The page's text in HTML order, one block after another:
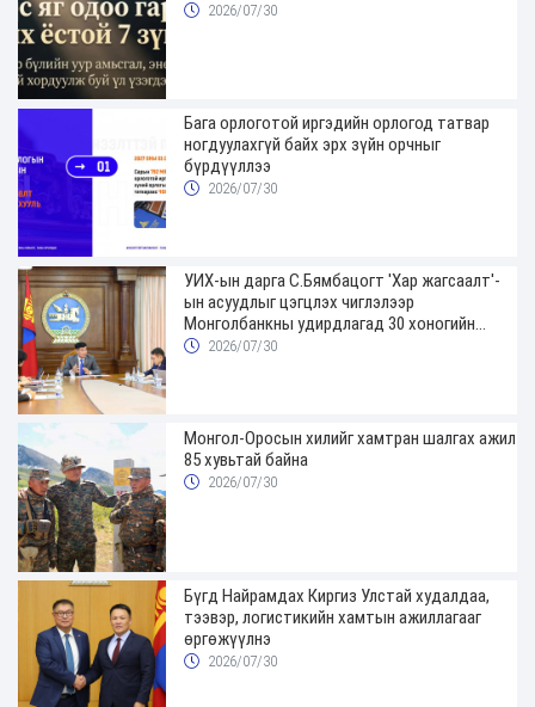
2026/07/30
Бага орлоготой иргэдийн орлогод татвар
ногдуулахгүй байх эрх зүйн орчныг
бүрдүүллээ
2026/07/30
УИХ-ын дарга С.Бямбацогт 'Хар жагсаалт'-
ын асуудлыг цэгцлэх чиглэлээр
Монголбанкны удирдлагад 30 хоногийн
хугацаатай үүрэг өглөө
2026/07/30
Монгол-Оросын хилийг хамтран шалгах ажил
85 хувьтай байна
2026/07/30
Бүгд Найрамдах Киргиз Улстай худалдаа,
тээвэр, логистикийн хамтын ажиллагааг
өргөжүүлнэ
2026/07/30